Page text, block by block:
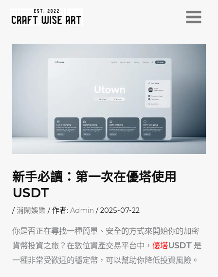
新手必讀：第一次在優塔使用
USDT
/消閑娛樂 / 作者:Admin/2025-07-22
你是否正在尋找一種簡單、安全的方式來開始你的加密
貨幣投資之旅？在數位資產交易平台中，優塔USDT 是
一種非常受歡迎的穩定幣，可以幫助你降低投資風險。